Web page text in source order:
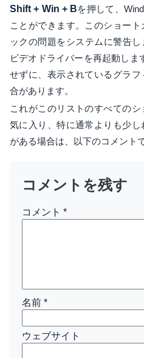
Shift + Win + Bを押して、
ことができます。このショー
ックの問題をシステムに警告
ビデオドライバーを再起動しま
せずに、表示されているグラ
合があります。
これがこのリストのすべての
気に入り、特に通常よりも少
がある場合は、以下のコメント
コメントを残す
コメント *
名前 *
ウェブサイト